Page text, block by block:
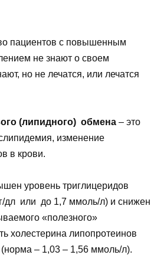
пациентов с повышенным
не знают о своем
но не лечатся, или лечатся
(липидного) обмена – это
изменение
в крови.
уровень триглицеридов
дл или до 1,7 ммоль/л) и снижен
«полезного»
холестерина липопротеинов
– 1,03 – 1,56 ммоль/л).